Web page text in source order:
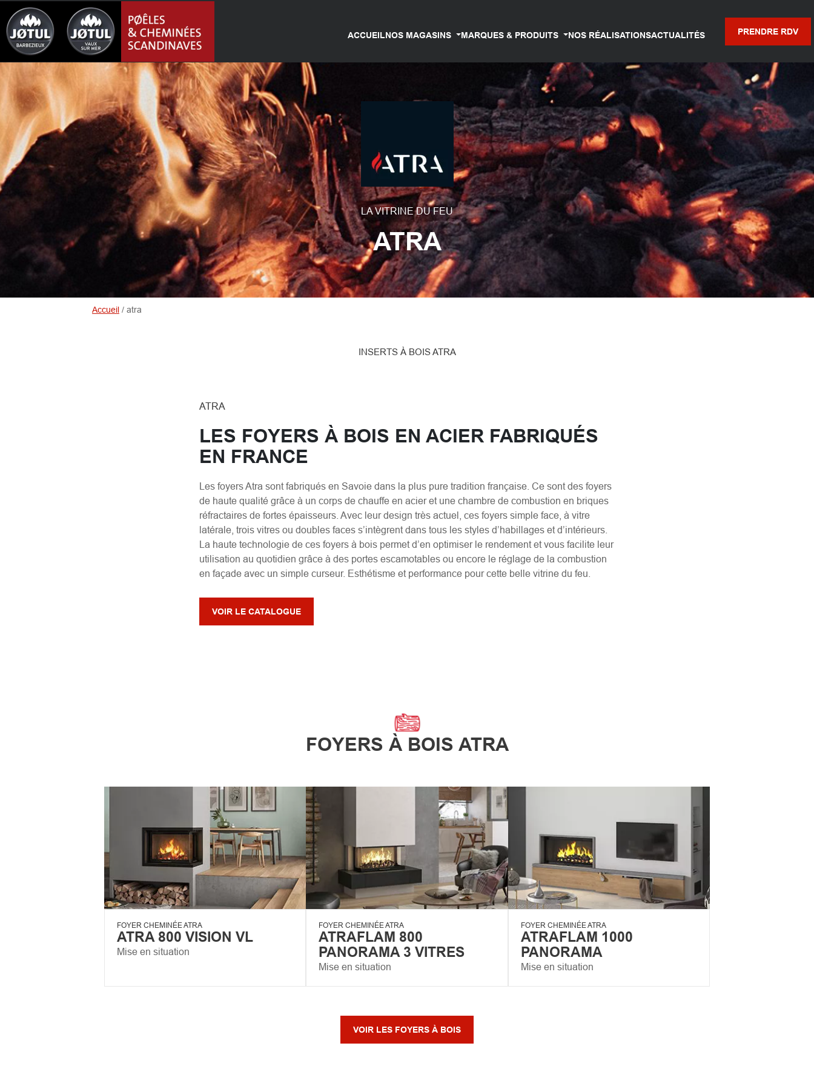
ACCUEILNOS MAGASINS MARQUES & PRODUITS NOS RÉALISATIONSACTUALITÉS PRENDRE RDV
LA VITRINE DU FEU
ATRA
Accueil / atra
INSERTS À BOIS ATRA
ATRA
LES FOYERS À BOIS EN ACIER FABRIQUÉS
EN FRANCE
Les foyers Atra sont fabriqués en Savoie dans la plus pure tradition française. Ce sont des foyers
de haute qualité grâce à un corps de chauffe en acier et une chambre de combustion en briques
réfractaires de fortes épaisseurs. Avec leur design très actuel, ces foyers simple face, à vitre
latérale, trois vitres ou doubles faces s’intègrent dans tous les styles d’habillages et d’intérieurs.
La haute technologie de ces foyers à bois permet d’en optimiser le rendement et vous facilite leur
utilisation au quotidien grâce à des portes escamotables ou encore le réglage de la combustion
en façade avec un simple curseur. Esthétisme et performance pour cette belle vitrine du feu.
VOIR LE CATALOGUE
FOYERS À BOIS ATRA
FOYER CHEMINÉE ATRA
ATRA 800 VISION VL
Mise en situation
FOYER CHEMINÉE ATRA
ATRAFLAM 800
PANORAMA 3 VITRES
Mise en situation
FOYER CHEMINÉE ATRA
ATRAFLAM 1000
PANORAMA
Mise en situation
VOIR LES FOYERS À BOIS